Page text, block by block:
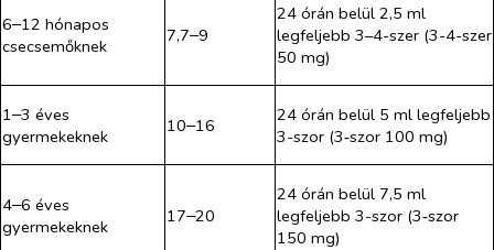
6–12 hónapos
csecsemőknek
7,7–9
24 órán belül 2,5 ml
legfeljebb 3–4-szer (3-4-szer
50 mg)
1–3 éves
gyermekeknek
10–16
24 órán belül 5 ml legfeljebb
3-szor (3‑szor 100 mg)
4–6 éves
gyermekeknek
17–20
24 órán belül 7,5 ml
legfeljebb 3-szor (3‑szor
150 mg)